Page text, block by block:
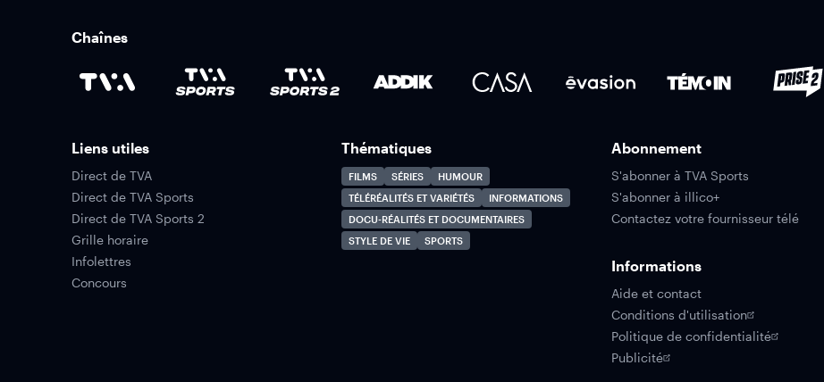
Chaînes
Liens utiles
Direct de TVA
Direct de TVA Sports
Direct de TVA Sports 2
Grille horaire
Infolettres
Concours
Thématiques
FILMS SÉRIES
HUMOUR
TÉLÉRÉALITÉS ET VARIÉTÉS
INFORMATIONS
DOCU-RÉALITÉS ET DOCUMENTAIRES
STYLE DE VIE
SPORTS
Abonnement
S'abonner à TVA Sports
S'abonner à illico+
Contactez votre fournisseur télé
Informations
Aide et contact
Conditions d'utilisation
Politique de confidentialité
Publicité